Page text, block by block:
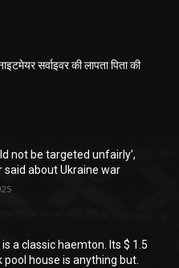
सर्वाइवर की लापता पिता की
not be targeted unfairly’,
said about Ukraine war
a classic haemton. Its $ 1.5
pool house is anything but.